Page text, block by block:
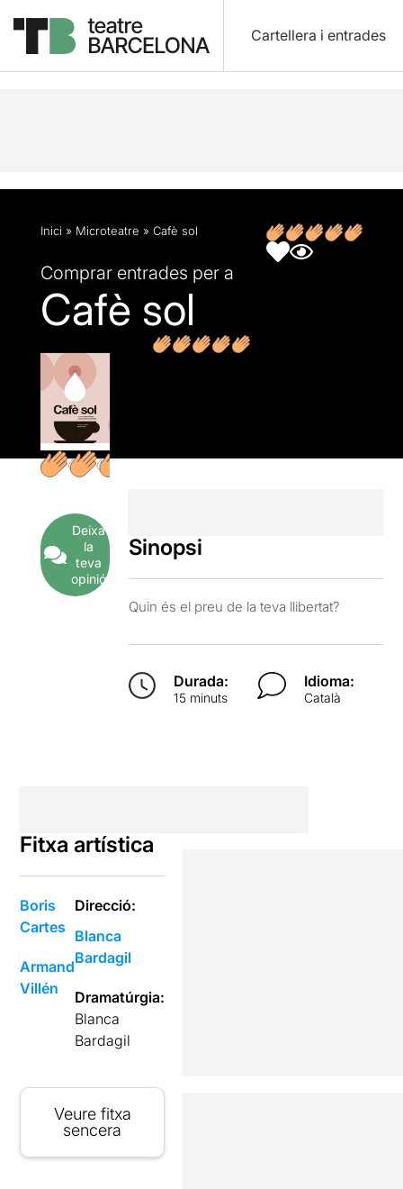
Cartellera i entrades
Descripció Fitxa artística
Inici » Microteatre » Cafè sol
Comprar entrades per a
Cafè sol
Deixa
la
teva
opinió
Sinopsi
Quin és el preu de la teva llibertat?
Durada:
15 minuts
Idioma:
Català
Fitxa artística
Boris
Cartes
Armand
Villén
Direcció:
Blanca
Bardagil
Dramatúrgia:
Blanca
Bardagil
Veure fitxa
sencera